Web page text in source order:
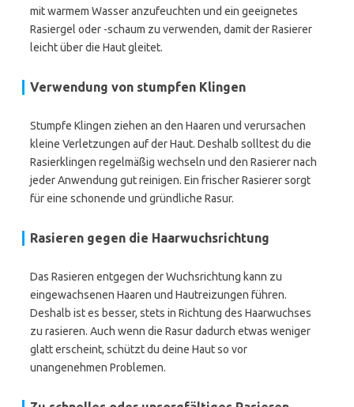
mit warmem Wasser anzufeuchten und ein geeignetes
Rasiergel oder -schaum zu verwenden, damit der Rasierer
leicht über die Haut gleitet.
Verwendung von stumpfen Klingen
Stumpfe Klingen ziehen an den Haaren und verursachen
kleine Verletzungen auf der Haut. Deshalb solltest du die
Rasierklingen regelmäßig wechseln und den Rasierer nach
jeder Anwendung gut reinigen. Ein frischer Rasierer sorgt
für eine schonende und gründliche Rasur.
Rasieren gegen die Haarwuchsrichtung
Das Rasieren entgegen der Wuchsrichtung kann zu
eingewachsenen Haaren und Hautreizungen führen.
Deshalb ist es besser, stets in Richtung des Haarwuchses
zu rasieren. Auch wenn die Rasur dadurch etwas weniger
glatt erscheint, schützt du deine Haut so vor
unangenehmen Problemen.